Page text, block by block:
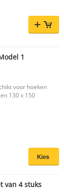
1
voor hoeken
130 x 150
van 4 stuks